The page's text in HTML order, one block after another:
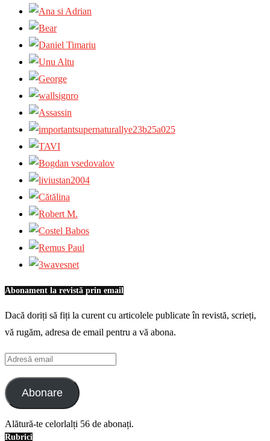
Abonament la revistă prin email
Dacă doriți să fiți la curent cu articolele publicate în revistă, scrieți,
vă rugăm, adresa de email pentru a vă abona.
Adresă
email
Abonare
Alătură-te celorlalți 56 de abonați.
Rubrici